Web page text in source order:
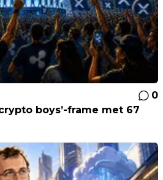
0
boys’-frame met 67